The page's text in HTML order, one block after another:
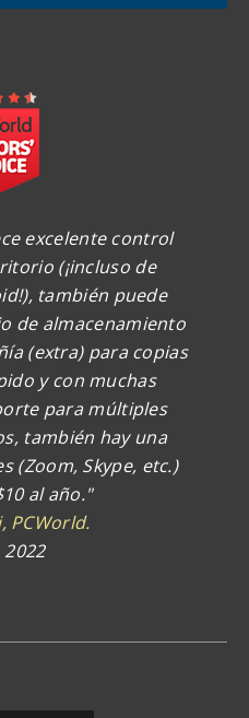
excelente control
(¡incluso de
también puede
de almacenamiento
(extra) para copias
y con muchas
para múltiples
también hay una
(Zoom, Skype, etc.)
al año."
PCWorld.
2022